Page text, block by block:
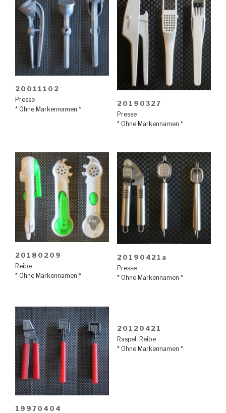
20011102
Presse
* Ohne Markennamen *
20190327
Presse
* Ohne Markennamen *
20180209
Reibe
* Ohne Markennamen *
20190421a
Presse
* Ohne Markennamen *
19970404
20120421
Raspel , Reibe
* Ohne Markennamen *